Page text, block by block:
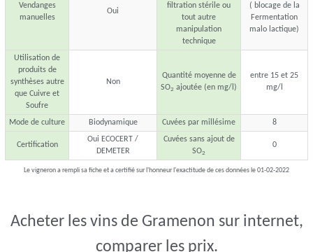
Vendanges
manuelles
Oui
filtration stérile ou
tout autre
manipulation
technique
( blocage de la
Fermentation
malo lactique)
Utilisation de
produits de
synthèses autre
que Cuivre et
Soufre
Non
Quantité moyenne de
SO2 ajoutée (en mg/l)
entre 15 et 25
mg/l
Mode de culture Biodynamique Cuvées par millésime 8
Certification
Oui ECOCERT /
DEMETER
Cuvées sans ajout de
SO2
0
Le vigneron a rempli sa fiche et a certifié sur l'honneur l'exactitude de ces données le 01-02-2022
Acheter les vins de Gramenon sur internet,
comparer les prix.